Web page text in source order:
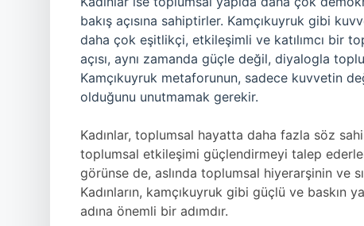
bakış açısına sahiptirler. Kamçıkuyruk gibi
daha çok eşitlikçi, etkileşimli ve katılımcı bir
açısı, aynı zamanda güçle değil, diyalogla
Kamçıkuyruk metaforunun, sadece kuvvetin
olduğunu unutmamak gerekir.
Kadınlar, toplumsal hayatta daha fazla söz
toplumsal etkileşimi güçlendirmeyi talep
görünse de, aslında toplumsal hiyerarşinin ve
Kadınların, kamçıkuyruk gibi güçlü ve
adına önemli bir adımdır.